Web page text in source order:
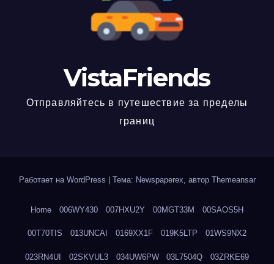
VistaFriends
Отправляйтесь в путешествие за пределы
границ
Работает на WordPress Тема: Newspaperex, автор Themeansar
Home 006WY430 007HXU2Y 00MGT33M 00SAOS5H
00T70TIS 013UNCAI 0169XX1F 019K5LTP 01WS9NX2
023RN4UI 02SKVUL3 034UW6PW 03L7504Q 03ZRKE69